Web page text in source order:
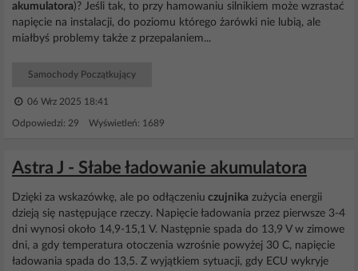
akumulatora)? Jeśli tak, to przy hamowaniu silnikiem może wzrastać
napięcie na instalacji, do poziomu którego żarówki nie lubią, ale
miałbyś problemy także z przepalaniem...
Samochody Początkujący
06 Wrz 2025 18:41
Odpowiedzi: 29 Wyświetleń: 1689
Astra J - Słabe ładowanie akumulatora
Dzięki za wskazówkę, ale po odłączeniu czujnika zużycia energii
dzieją się następujące rzeczy. Napięcie ładowania przez pierwsze 3-4
dni wynosi około 14,9-15,1 V. Następnie spada do 13,9 V w zimowe
dni, a gdy temperatura otoczenia wzrośnie powyżej 30 C, napięcie
ładowania spada do 13,5. Z wyjątkiem sytuacji, gdy ECU wykryje